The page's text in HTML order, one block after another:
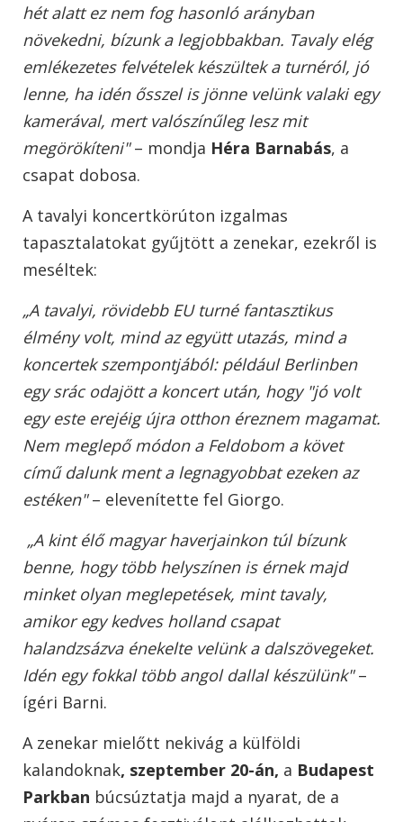
hét alatt ez nem fog hasonló arányban
növekedni, bízunk a legjobbakban. Tavaly elég
emlékezetes felvételek készültek a turnéról, jó
lenne, ha idén ősszel is jönne velünk valaki egy
kamerával, mert valószínűleg lesz mit
megörökíteni"– mondja Héra Barnabás, a
csapat dobosa.
A tavalyi koncertkörúton izgalmas
tapasztalatokat gyűjtött a zenekar, ezekről is
meséltek:
„A tavalyi, rövidebb EU turné fantasztikus
élmény volt, mind az együtt utazás, mind a
koncertek szempontjából: például Berlinben
egy srác odajött a koncert után, hogy "jó volt
egy este erejéig újra otthon éreznem magamat.
Nem meglepő módon a Feldobom a követ
című dalunk ment a legnagyobbat ezeken az
estéken"– elevenítette fel Giorgo.
„A kint élő magyar haverjainkon túl bízunk
benne, hogy több helyszínen is érnek majd
minket olyan meglepetések, mint tavaly,
amikor egy kedves holland csapat
halandzsázva énekelte velünk a dalszövegeket.
Idén egy fokkal több angol dallal készülünk"–
ígéri Barni.
A zenekar mielőtt nekivág a külföldi
kalandoknak, szeptember 20-án, a Budapest
Parkban búcsúztatja majd a nyarat, de a